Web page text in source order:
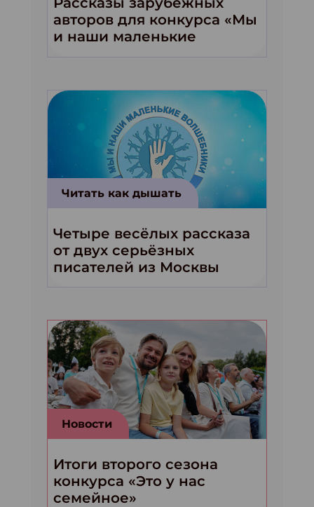
авторов для конкурса «Мы
и наши маленькие
волшебники!»
Читать как дышать
Четыре весёлых рассказа
от двух серьёзных
писателей из Москвы
Новости
Итоги второго сезона
конкурса «Это у нас
семейное»